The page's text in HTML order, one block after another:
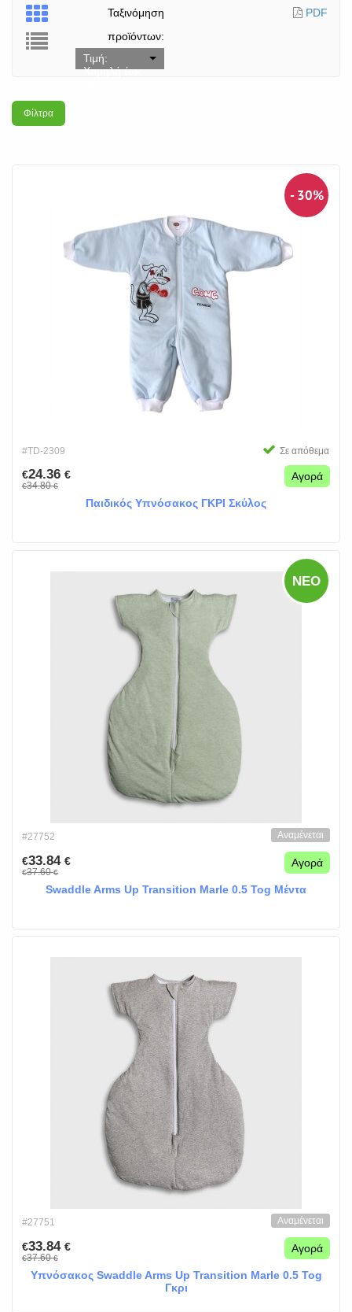
Ταξινόμηση
προϊόντων:
Τιμή:
Χαμηλή έως
Φίλτρα
PDF
- 30%
#TD-2309 Σε απόθεμα
€24.36 €
€34.80€
Αγορά
Παιδικός Υπνόσακος ΓΚΡΙ Σκύλος
ΝΈΟ
#27752 Αναμένεται
€33.84 €
€37.60€
Αγορά
Swaddle Arms Up Transition Marle 0.5 Tog Μέντα
#27751 Αναμένεται
€33.84 €
€37.60€
Αγορά
Υπνόσακος Swaddle Arms Up Transition Marle 0.5 Tog
Γκρι